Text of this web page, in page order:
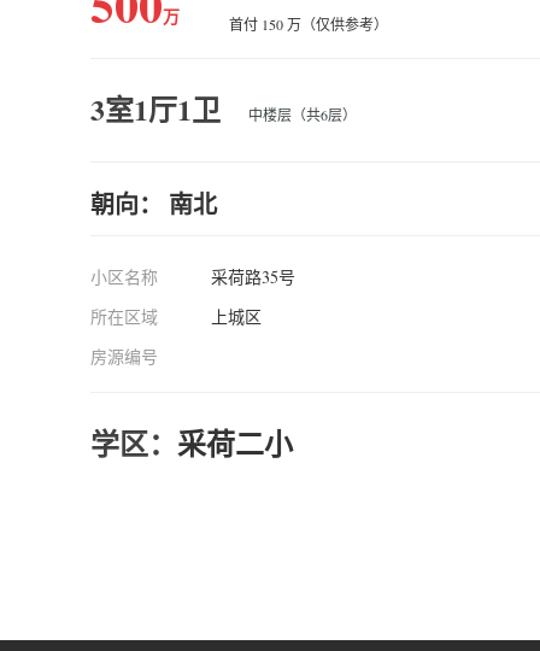
万
首付 150 万（仅供参考）
3室1厅1卫 中楼层（共6层）
朝向： 南北
小区名称
采荷路35号
所在区域
上城区
房源编号
学区：采荷二小